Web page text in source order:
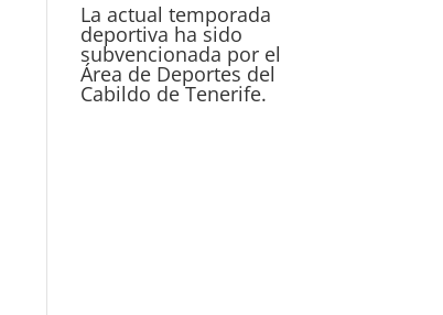
La actual temporada
deportiva ha sido
subvencionada por el
Área de Deportes del
Cabildo de Tenerife.